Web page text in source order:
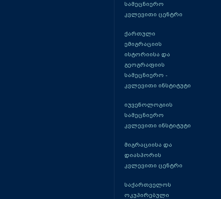
სამეცნიერო
კვლევითი ცენტრი
ქართული
ემიგრაციის
ისტორიისა და
გეოგრაფიის
სამეცნიერო -
კვლევითი ინსტიტუტი
იუვენოლოგიის
სამეცნიერო
კვლევითი ინსტიტუტი
მიგრაციისა და
დიასპორის
კვლევითი ცენტრი
საქართველოს
ოკუპირებული